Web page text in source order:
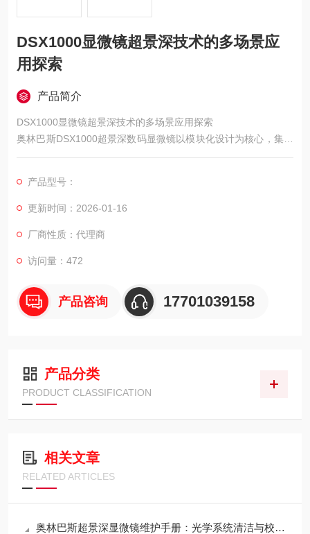
DSX1000显微镜超景深技术的多场景应
用探索
产品简介
DSX1000显微镜超景深技术的多场景应用探索
奥林巴斯DSX1000超景深数码显微镜以模块化设计为核心，集成
17种物镜（含长工作距离与高数值孔径型号），覆盖20-7000倍
产品型号：
更新时间：2026-01-16
厂商性质：代理商
访问量：472
产品咨询 17701039158
产品分类
PRODUCT CLASSIFICATION
相关文章
RELATED ARTICLES
奥林巴斯超景深显微镜维护手册：光学系统清洁与校准全流程